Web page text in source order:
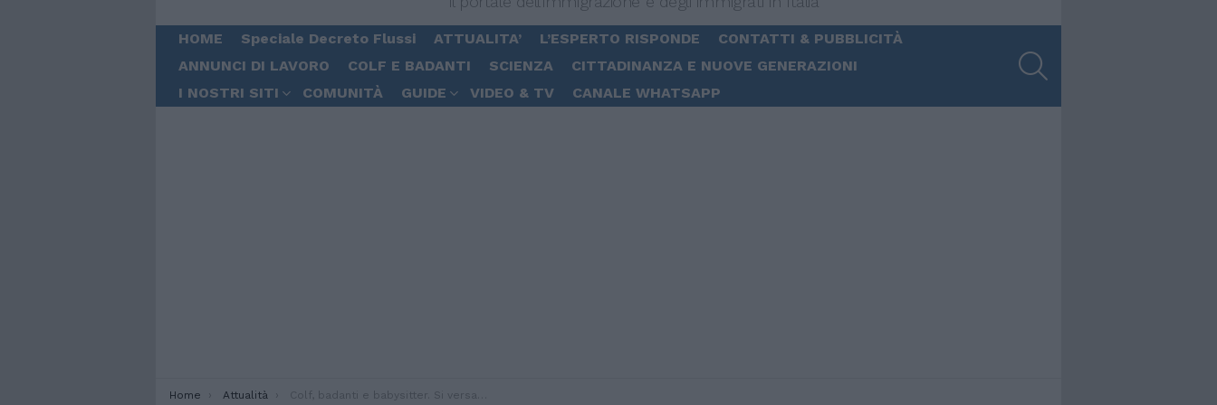
HOME Speciale Decreto Flussi ATTUALITA’ L’ESPERTO RISPONDE
CONTATTI & PUBBLICITÀ
ANNUNCI DI LAVORO
COLF E BADANTI SCIENZA
CITTADINANZA E NUOVE GENERAZIONI
I NOSTRI SITI
COMUNITÀ GUIDE VIDEO & TV CANALE WHATSAPP
You are here:
Home Attualità Colf, badanti e babysitter. Si versano i contributi